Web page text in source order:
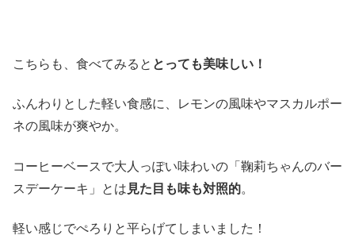
こちらも、食べてみると とっても美味しい！
ふんわりとした軽い食感に、レモンの風味やマスカルポー
ネの風味が爽やか。
コーヒーベースで大人っぽい味わいの「鞠莉ちゃんのバー
スデーケーキ」とは 見た目も味も対照的。
軽い感じでぺろりと平らげてしまいました！